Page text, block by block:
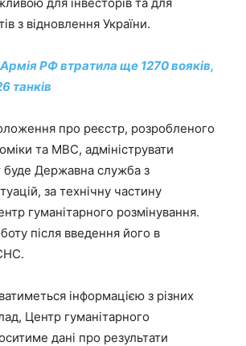
з відновлення України.
Армія РФ втратила ще 1270 вояків,
танків
про реєстр, розробленого
та МВС, адмініструвати
буде Державна служба з
за технічну частину
гуманітарного розмінування.
після введення його в
інформацією з різних
Центр гуманітарного
дані про результати